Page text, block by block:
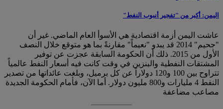
اليمن: أكبر من "تفجير أنبوب النفط"
عاشت اليمن أزمة اقتصادية هي الأسوأ العام الماضي. غير أن
"جحيم" 2014 قد يبدو "نعيماً" مقارنةً بما هو متوقع خلال النصف
الأول من 2015. ذلك أن الحكومة السابقة عجزت عن توفير
المشتقات النفطية والبنزين في وقت كانت فيه أسعار النفط عالمياً
تتراوح بين 100 و120 دولاراً عن كل برميل، وبلغت عائداتها من تصدير
النفط 4 مليارات و800 مليون دولار. أما الآن، فأمام الحكومة الجديدة
مصاعب مضاعفة